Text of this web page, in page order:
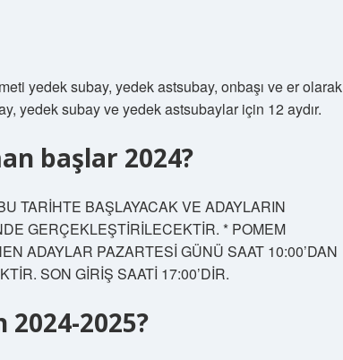
yedek subay, yedek astsubay, onbaşı ve er olarak
yedek subay ve yedek astsubaylar için 12 aydır.
başlar 2024?
TARİHTE BAŞLAYACAK VE ADAYLARIN
GERÇEKLEŞTİRİLECEKTİR. * POMEM
ADAYLAR PAZARTESİ GÜNÜ SAAT 10:00’DAN
SON GİRİŞ SAATİ 17:00’DİR.
2024-2025?